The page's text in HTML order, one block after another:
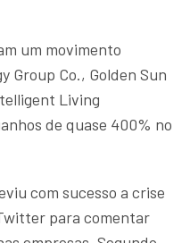
um movimento
Group Co., Golden Sun
Living
de quase 400% no
com sucesso a crise
para comentar